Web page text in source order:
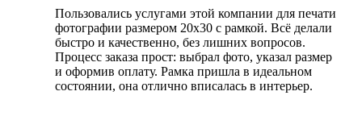
Пользовались услугами этой компании для печати
фотографии размером 20х30 с рамкой. Всё делали
быстро и качественно, без лишних вопросов.
Процесс заказа прост: выбрал фото, указал размер
и оформив оплату. Рамка пришла в идеальном
состоянии, она отлично вписалась в интерьер.